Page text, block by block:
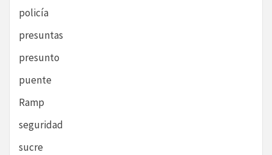
policía
presuntas
presunto
puente
Ramp
seguridad
sucre